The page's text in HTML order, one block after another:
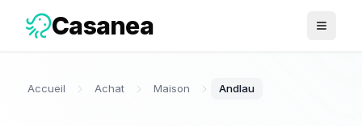
Casanea Ouvrir
Accueil Achat Maison Andlau